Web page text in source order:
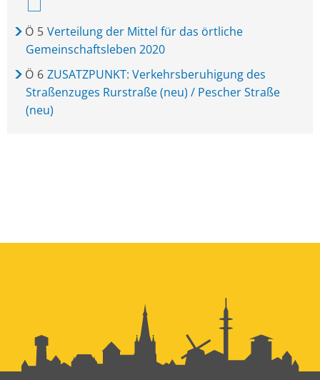
Ö 5 Verteilung der Mittel für das örtliche
Gemeinschaftsleben 2020
Ö 6 ZUSATZPUNKT: Verkehrsberuhigung des
Straßenzuges Rurstraße (neu) / Pescher Straße
(neu)